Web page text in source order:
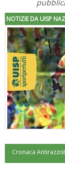
NOTIZIE DA UISP
"Superare gli
Cronaca